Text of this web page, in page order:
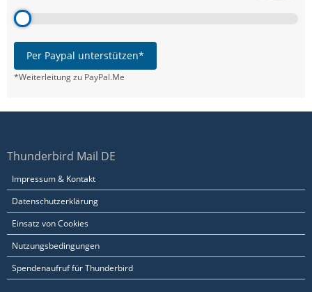
Per Paypal unterstützen*
*Weiterleitung zu PayPal.Me
Thunderbird Mail DE
Impressum & Kontakt
Datenschutzerklärung
Einsatz von Cookies
Nutzungsbedingungen
Spendenaufruf für Thunderbird